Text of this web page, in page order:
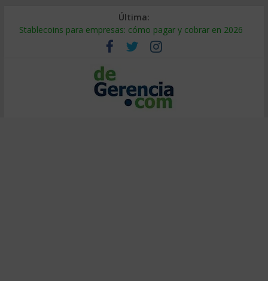
Última:
Stablecoins para empresas: cómo pagar y cobrar en 2026
Despido silencioso: qué es y por qué sale tan caro
IA en selección de personal: cómo auditarla a tiempo
Trabajo forzoso en la cadena de suministro: qué hacer
Mercado hispano de EE. UU.: cómo segmentarlo y venderle